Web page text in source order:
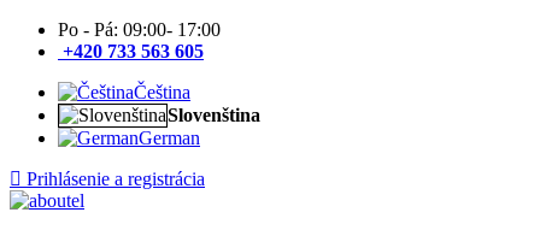
Po - Pá: 09:00- 17:00
+420 733 563 605
Čeština
Slovenština
German
Prihlásenie a registrácia